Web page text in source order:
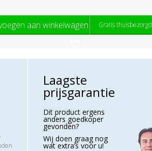
aan winkelwagen Gratis thuisbezorgd
Laagste
prijsgarantie
Dit product ergens
anders goedkoper
gevonden?
Wij doen graag nog
wat extra’s voor u!